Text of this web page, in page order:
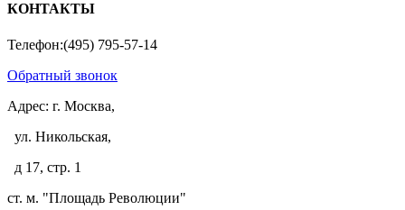
КОНТАКТЫ
Телефон:(495) 795-57-14
Обратный звонок
Адрес: г. Москва,
ул. Никольская,
д 17, стр. 1
ст. м. "Площадь Революции"